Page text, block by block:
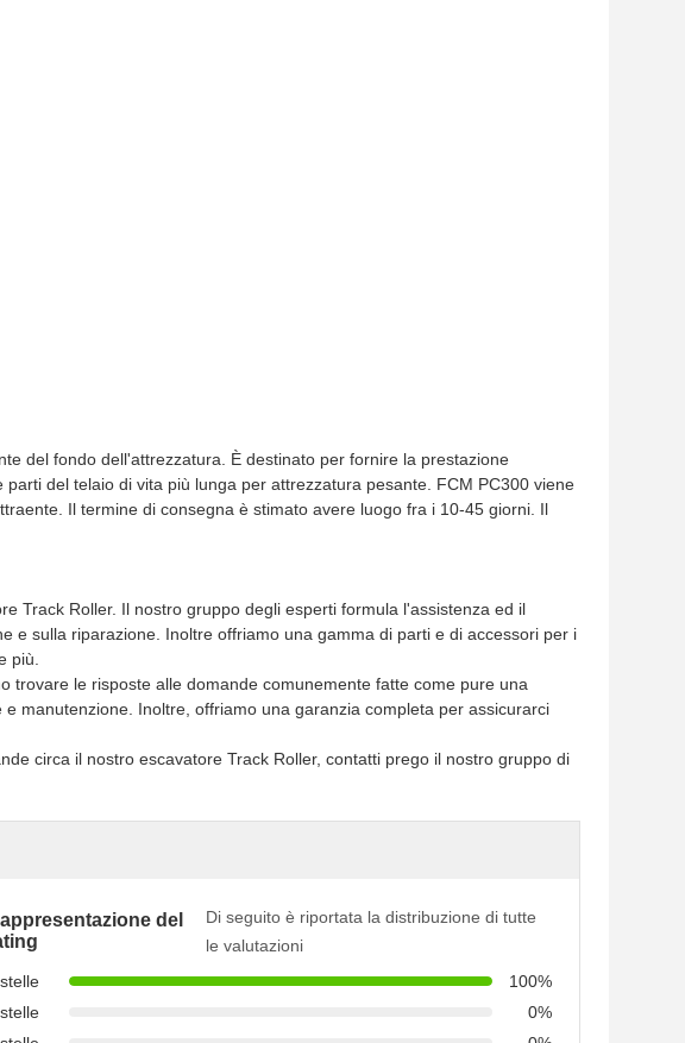
del fondo dell'attrezzatura. È destinato per fornire la prestazione
del telaio di vita più lunga per attrezzatura pesante. FCM PC300 viene
Il termine di consegna è stimato avere luogo fra i 10-45 giorni. Il
Track Roller. Il nostro gruppo degli esperti formula l'assistenza ed il
e sulla riparazione. Inoltre offriamo una gamma di parti e di accessori per i
più.
trovare le risposte alle domande comunemente fatte come pure una
manutenzione. Inoltre, offriamo una garanzia completa per assicurarci
circa il nostro escavatore Track Roller, contatti prego il nostro gruppo di
del
Di seguito è riportata la distribuzione di tutte
le valutazioni
100%
0%